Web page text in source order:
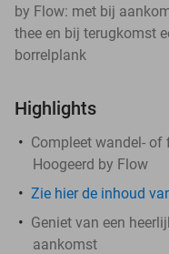
by Flow: met bij
thee en bij terugkomst
borrelplank
Highlights
Compleet wandel-
Hoogeerd by Flow
Zie hier de inhoud
Geniet van een
aankomst